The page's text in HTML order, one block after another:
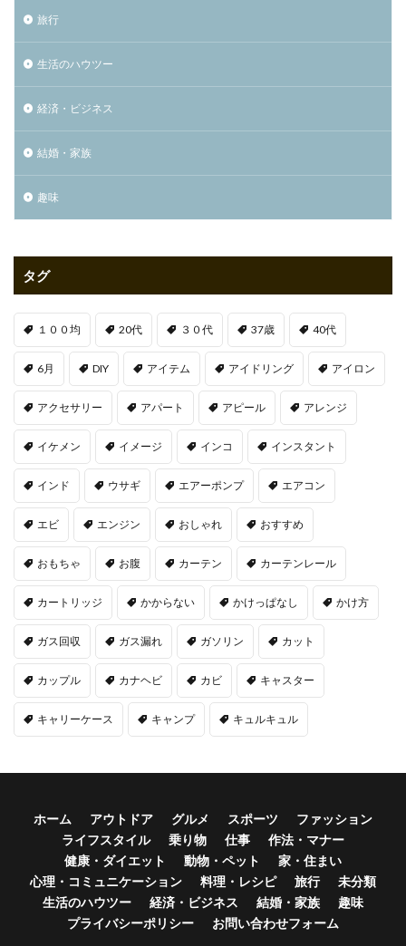
旅行
生活のハウツー
経済・ビジネス
結婚・家族
趣味
タグ
１００均 20代 ３０代 37歳 40代
6月 DIY アイテム アイドリング アイロン
アクセサリー アパート アピール アレンジ
イケメン イメージ インコ インスタント
インド ウサギ エアーポンプ エアコン
エビ エンジン おしゃれ おすすめ
おもちゃ お腹 カーテン カーテンレール
カートリッジ かからない かけっぱなし かけ方
ガス回収 ガス漏れ ガソリン カット
カップル カナヘビ カビ キャスター
キャリーケース キャンプ キュルキュル
ホーム アウトドア グルメ スポーツ
ファッション
ライフスタイル
乗り物 仕事
作法・マナー
健康・ダイエット
動物・ペット
家・住まい
心理・コミュニケーション
料理・レシピ 旅行
未分類
生活のハウツー
経済・ビジネス 結婚・家族
趣味
プライバシーポリシー
お問い合わせフォーム